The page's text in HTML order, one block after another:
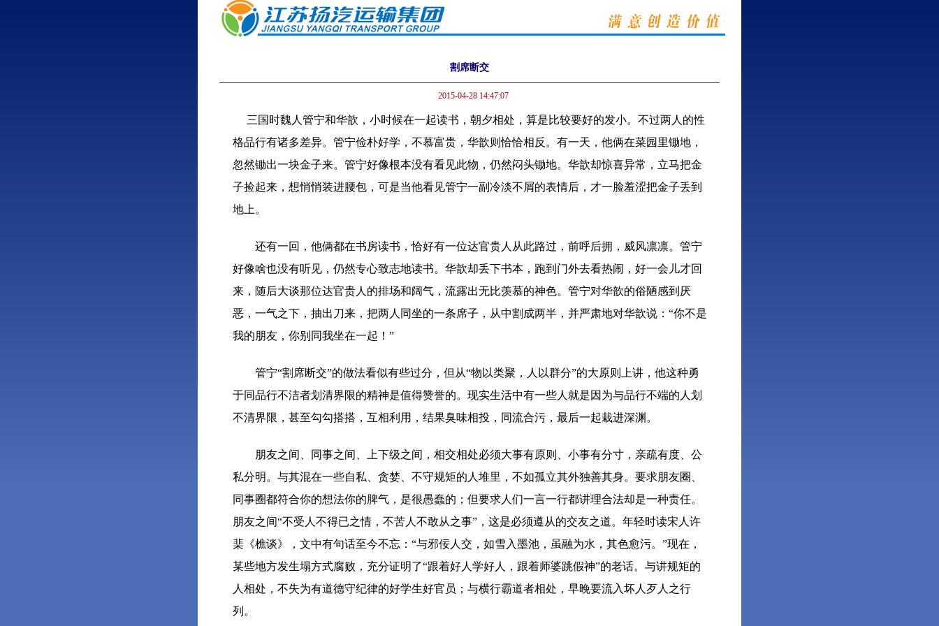
割席断交
2015-04-28 14:47:07
三国时魏人管宁和华歆，小时候在一起读书，朝夕相处，算是比较要好的发小。不过两人的性
格品行有诸多差异。管宁俭朴好学，不慕富贵，华歆则恰恰相反。有一天，他俩在菜园里锄地，
忽然锄出一块金子来。管宁好像根本没有看见此物，仍然闷头锄地。华歆却惊喜异常，立马把金
子捡起来，想悄悄装进腰包，可是当他看见管宁一副冷淡不屑的表情后，才一脸羞涩把金子丢到
地上。
还有一回，他俩都在书房读书，恰好有一位达官贵人从此路过，前呼后拥，威风凛凛。管宁
好像啥也没有听见，仍然专心致志地读书。华歆却丢下书本，跑到门外去看热闹，好一会儿才回
来，随后大谈那位达官贵人的排场和阔气，流露出无比羡慕的神色。管宁对华歆的俗陋感到厌
恶，一气之下，抽出刀来，把两人同坐的一条席子，从中割成两半，并严肃地对华歆说：“你不是
我的朋友，你别同我坐在一起！”
管宁“割席断交”的做法看似有些过分，但从“物以类聚，人以群分”的大原则上讲，他这种勇
于同品行不洁者划清界限的精神是值得赞誉的。现实生活中有一些人就是因为与品行不端的人划
不清界限，甚至勾勾搭搭，互相利用，结果臭味相投，同流合污，最后一起栽进深渊。
朋友之间、同事之间、上下级之间，相交相处必须大事有原则、小事有分寸，亲疏有度、公
私分明。与其混在一些自私、贪婪、不守规矩的人堆里，不如孤立其外独善其身。要求朋友圈、
同事圈都符合你的想法你的脾气，是很愚蠢的；但要求人们一言一行都讲理合法却是一种责任。
朋友之间“不受人不得已之情，不苦人不敢从之事”，这是必须遵从的交友之道。年轻时读宋人许
棐《樵谈》，文中有句话至今不忘：“与邪佞人交，如雪入墨池，虽融为水，其色愈污。”现在，
某些地方发生塌方式腐败，充分证明了“跟着好人学好人，跟着师婆跳假神”的老话。与讲规矩的
人相处，不失为有道德守纪律的好学生好官员；与横行霸道者相处，早晚要流入坏人歹人之行
列。